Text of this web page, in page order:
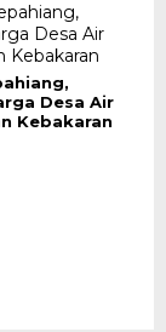
Desa Air
Kebakaran